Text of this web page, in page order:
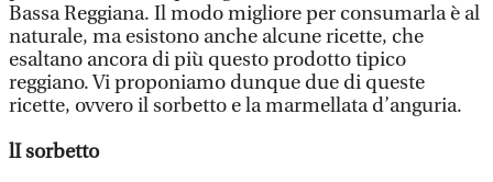
Bassa Reggiana. Il modo migliore per consumarla è al
naturale, ma esistono anche alcune ricette, che
esaltano ancora di più questo prodotto tipico
reggiano. Vi proponiamo dunque due di queste
ricette, ovvero il sorbetto e la marmellata d’anguria.
lI sorbetto